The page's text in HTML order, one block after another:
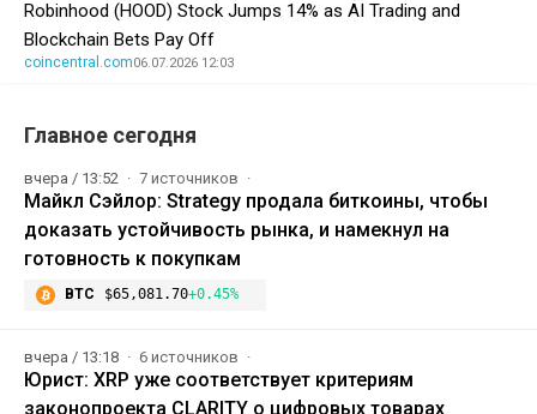
Robinhood (HOOD) Stock Jumps 14% as AI Trading and
Blockchain Bets Pay Off
coincentral.com06.07.2026 12:03
Главное сегодня
вчера / 13:52 7 источников
Майкл Сэйлор: Strategy продала биткоины, чтобы
доказать устойчивость рынка, и намекнул на
готовность к покупкам
BTC $65,081.70+0.45%
вчера / 13:18 6 источников
Юрист: XRP уже соответствует критериям
законопроекта CLARITY о цифровых товарах